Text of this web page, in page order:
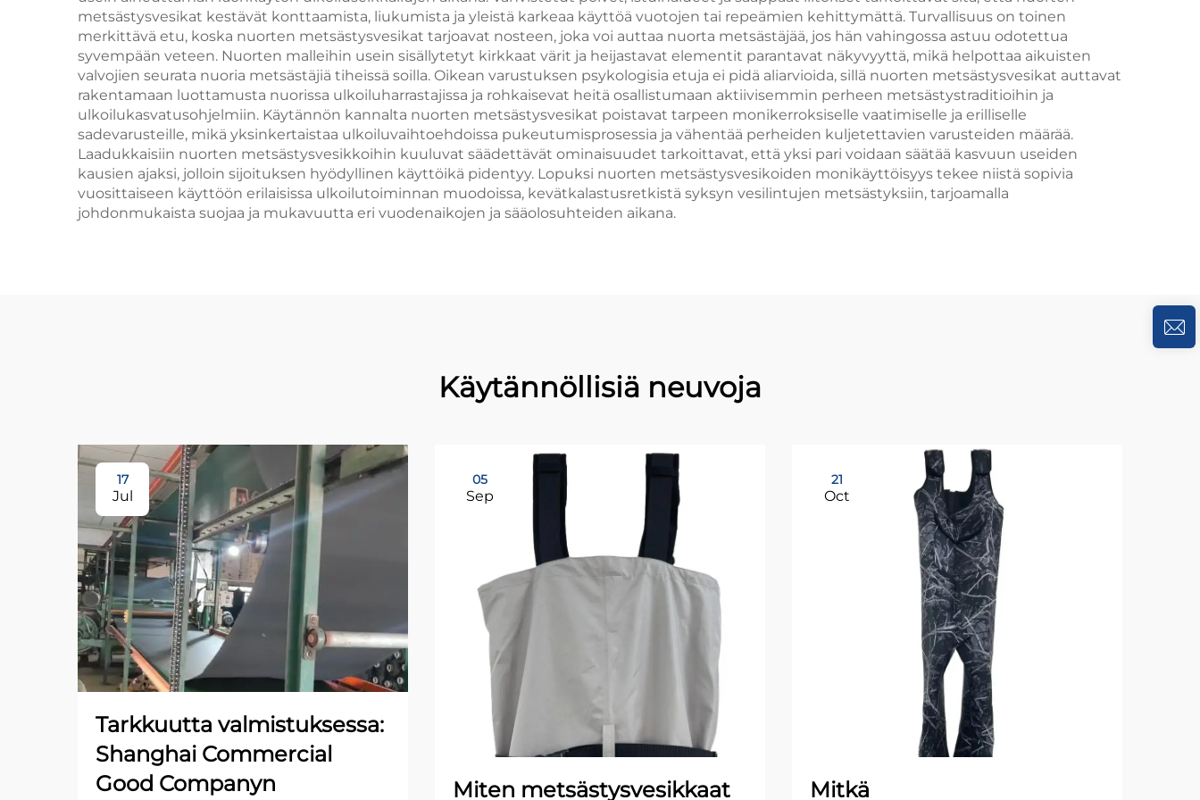
metsästysvesikat kestävät konttaamista, liukumista ja yleistä karkeaa käyttöä vuotojen tai repeämien kehittymättä. Turvallisuus on toinen
merkittävä etu, koska nuorten metsästysvesikat tarjoavat nosteen, joka voi auttaa nuorta metsästäjää, jos hän vahingossa astuu odotettua
syvempään veteen. Nuorten malleihin usein sisällytetyt kirkkaat värit ja heijastavat elementit parantavat näkyvyyttä, mikä helpottaa aikuisten
valvojien seurata nuoria metsästäjiä tiheissä soilla. Oikean varustuksen psykologisia etuja ei pidä aliarvioida, sillä nuorten metsästysvesikat auttavat
rakentamaan luottamusta nuorissa ulkoiluharrastajissa ja rohkaisevat heitä osallistumaan aktiivisemmin perheen metsästystraditioihin ja
ulkoilukasvatusohjelmiin. Käytännön kannalta nuorten metsästysvesikat poistavat tarpeen monikerroksiselle vaatimiselle ja erilliselle
sadevarusteille, mikä yksinkertaistaa ulkoiluvaihtoehdoissa pukeutumisprosessia ja vähentää perheiden kuljetettavien varusteiden määrää.
Laadukkaisiin nuorten metsästysvesikkoihin kuuluvat säädettävät ominaisuudet tarkoittavat, että yksi pari voidaan säätää kasvuun useiden
kausien ajaksi, jolloin sijoituksen hyödyllinen käyttöikä pidentyy. Lopuksi nuorten metsästysvesikoiden monikäyttöisyys tekee niistä sopivia
vuosittaiseen käyttöön erilaisissa ulkoilutoiminnan muodoissa, kevätkalastusretkistä syksyn vesilintujen metsästyksiin, tarjoamalla
johdonmukaista suojaa ja mukavuutta eri vuodenaikojen ja sääolosuhteiden aikana.
Käytännöllisiä neuvoja
17
Jul
Tarkkuutta valmistuksessa:
Shanghai Commercial
Good Companyn
05
Sep
Miten metsästysvesikkaat
21
Oct
Mitkä